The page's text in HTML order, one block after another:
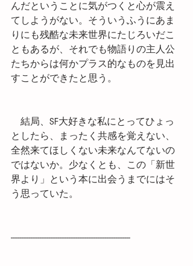
んだということに気がつくと心が震え
てしようがない。そういうふうにあま
りにも残酷な未来世界にたじろいだこ
ともあるが、それでも物語りの主人公
たちからは何かプラス的なものを見出
すことができたと思う。
結局、SF大好きな私にとってひょっ
としたら、まったく共感を覚えない、
全然来てほしくない未来なんてないの
ではないか。少なくとも、この「新世
界より」という本に出会うまでにはそ
う思っていた。
------------------------------------------------------------------